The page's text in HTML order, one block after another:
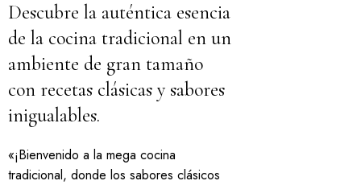
Descubre la auténtica esencia
de la cocina tradicional en un
ambiente de gran tamaño
con recetas clásicas y sabores
inigualables.
«¡Bienvenido a la mega cocina
tradicional, donde los sabores clásicos